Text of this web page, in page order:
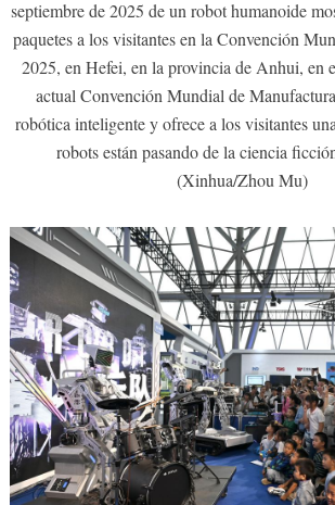
septiembre de 2025 de un robot humanoide
paquetes a los visitantes en la Convención
2025, en Hefei, en la provincia de Anhui, en
actual Convención Mundial de
robótica inteligente y ofrece a los visitantes
robots están pasando de la ciencia
(Xinhua/Zhou Mu)